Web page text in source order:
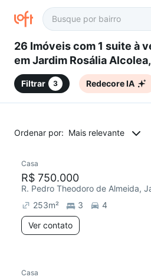
26 Imóveis com 1 suite à venda
em Jardim Rosália Alcolea,
Sorocaba, SP
Filtrar 3 Redecore IA
Ordenar por: Mais relevante
Casa
R$ 750.000
253m² 3
4
Ver contato
Casa